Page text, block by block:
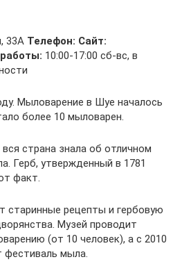
33А Телефон: Сайт:
10:00-17:00 сб-вс, в
Мыловарение в Шуе началось
более 10 мыловарен.
страна знала об отличном
Герб, утвержденный в 1781
факт.
старинные рецепты и гербовую
Музей проводит
(от 10 человек), а с 2010
фестиваль мыла.